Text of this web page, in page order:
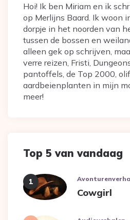
Hoi! Ik ben Miriam en ik
op Merlijns Baard. Ik woon
dorpje in het noorden van
tussen de bossen en
alleen gek op schrijven,
verre reizen, Fristi,
pantoffels, de Top 2000,
aardbeienplanten in mijn
meer!
Top 5 van vandaag
Cowgirl